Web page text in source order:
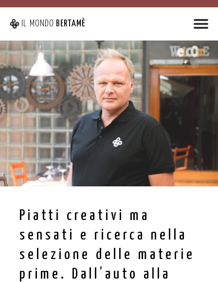
IL MONDO BERTAMÈ
Piatti creativi ma
sensati e ricerca nella
selezione delle materie
prime. Dall’auto alla